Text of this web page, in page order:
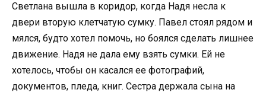
Светлана вышла в коридор, когда Надя несла к
двери вторую клетчатую сумку. Павел стоял рядом и
мялся, будто хотел помочь, но боялся сделать лишнее
движение. Надя не дала ему взять сумки. Ей не
хотелось, чтобы он касался ее фотографий,
документов, пледа, книг. Сестра держала сына на